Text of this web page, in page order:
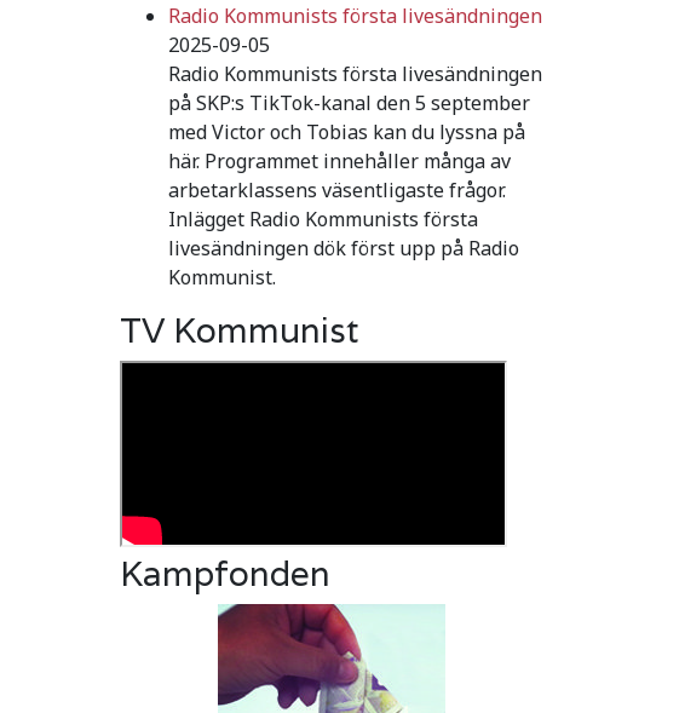
Radio Kommunists första livesändningen
2025-09-05
Radio Kommunists första livesändningen
på SKP:s TikTok-kanal den 5 september
med Victor och Tobias kan du lyssna på
här. Programmet innehåller många av
arbetarklassens väsentligaste frågor.
Inlägget Radio Kommunists första
livesändningen dök först upp på Radio
Kommunist.
TV Kommunist
Kampfonden